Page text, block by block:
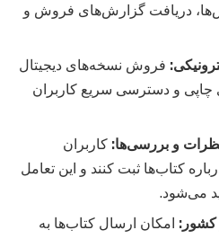
دریافت گزارش‌های فروش و
: فروش نسخه‌های دیجیتال
چاپی و دسترسی سریع کاربران
و بررسی‌ها: کاربران
کتاب‌ها ثبت کنند و این تعامل
می‌شود.
: امکان ارسال کتاب‌ها به